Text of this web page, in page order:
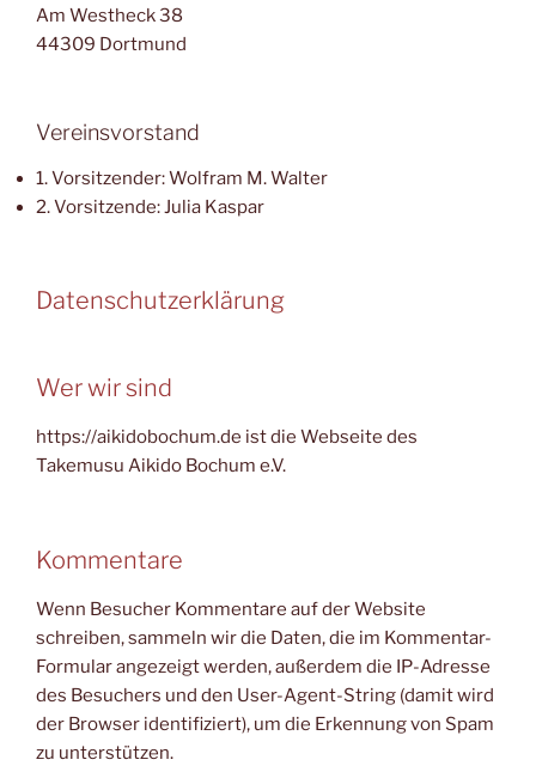
Am Westheck 38
44309 Dortmund
Vereinsvorstand
1. Vorsitzender: Wolfram M. Walter
2. Vorsitzende: Julia Kaspar
Datenschutzerklärung
Wer wir sind
https://aikidobochum.de ist die Webseite des
Takemusu Aikido Bochum e.V.
Kommentare
Wenn Besucher Kommentare auf der Website
schreiben, sammeln wir die Daten, die im Kommentar-
Formular angezeigt werden, außerdem die IP-Adresse
des Besuchers und den User-Agent-String (damit wird
der Browser identifiziert), um die Erkennung von Spam
zu unterstützen.